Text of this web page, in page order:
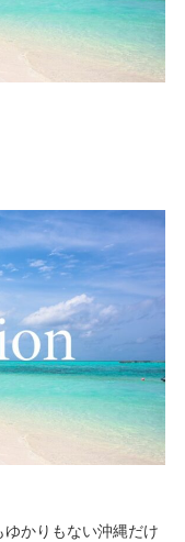
かりもない沖縄だけ